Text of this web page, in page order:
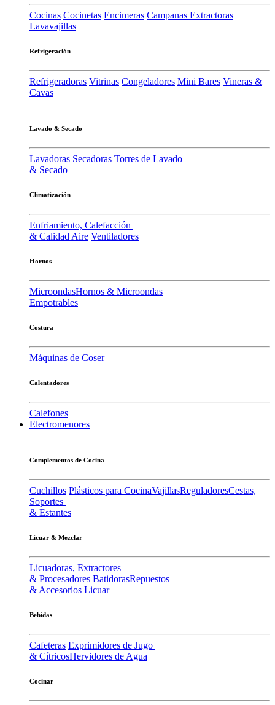
Cocinas Cocinetas Encimeras Campanas Extractoras
Lavavajillas
Refrigeración
Refrigeradoras Vitrinas Congeladores Mini Bares Vineras &
Cavas
Lavado & Secado
Lavadoras Secadoras Torres de Lavado
& Secado
Climatización
Enfriamiento, Calefacción
& Calidad Aire Ventiladores
Hornos
MicroondasHornos & Microondas
Empotrables
Costura
Máquinas de Coser
Calentadores
Calefones
Electromenores
Complementos de Cocina
Cuchillos Plásticos para CocinaVajillasReguladoresCestas,
Soportes
& Estantes
Licuar & Mezclar
Licuadoras, Extractores
& Procesadores BatidorasRepuestos
& Accesorios Licuar
Bebidas
Cafeteras Exprimidores de Jugo
& CítricosHervidores de Agua
Cocinar